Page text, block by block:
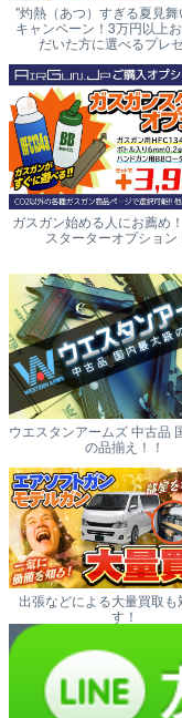
"灼熱（あつ）すぎる夏見
キャンペーン！3万円以上
だいた方に選べるプレ
ガスガン始める人にお薦め
スターターオプション
ウエスタンアームズ 中古品
の品揃え！！
出張などによる大量買取も
す！